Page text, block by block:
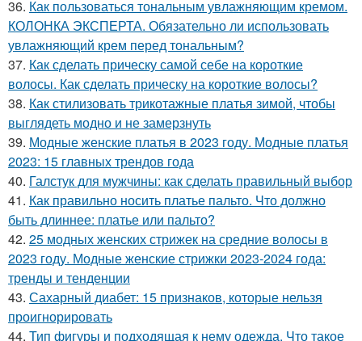
36. Как пользоваться тональным увлажняющим кремом.
КОЛОНКА ЭКСПЕРТА. Обязательно ли использовать
увлажняющий крем перед тональным?
37. Как сделать прическу самой себе на короткие
волосы. Как сделать прическу на короткие волосы?
38. Как стилизовать трикотажные платья зимой, чтобы
выглядеть модно и не замерзнуть
39. Модные женские платья в 2023 году. Модные платья
2023: 15 главных трендов года
40. Галстук для мужчины: как сделать правильный выбор
41. Как правильно носить платье пальто. Что должно
быть длиннее: платье или пальто?
42. 25 модных женских стрижек на средние волосы в
2023 году. Модные женские стрижки 2023-2024 года:
тренды и тенденции
43. Сахарный диабет: 15 признаков, которые нельзя
проигнорировать
44. Тип фигуры и подходящая к нему одежда. Что такое